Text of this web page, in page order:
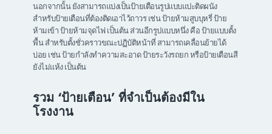
นอกจากนั้น ยังสามารถแบ่งเป็นป้ายเตือนรูปแบบแปะติดผนัง
สำหรับป้ายเตือนที่ต้องติดเอาไว้ถาวร เช่น ป้ายห้ามสูบบุหรี่ ป้าย
ห้ามเข้า ป้ายห้ามจุดไฟ เป็นต้น ส่วนอีกรูปแบบหนึ่ง คือ ป้ายแบบตั้ง
พื้น สำหรับตั้งชั่วคราวขณะปฏิบัติหน้าที่ สามารถเคลื่อนย้ายได้
บ่อย เช่น ป้ายกำลังทำความสะอาด ป้ายระวังรถยก หรือป้ายเตือนสี
ยังไม่แห้ง เป็นต้น
รวม ‘ป้ายเตือน’ ที่จำเป็นต้องมีใน
โรงงาน